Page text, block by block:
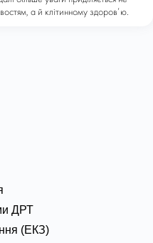
а й клітинному здоров’ю.
ДРТ
(ЕКЗ)